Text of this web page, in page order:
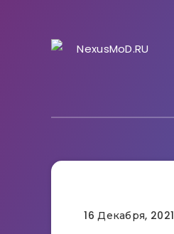
Гайды
16 Декабря, 2021